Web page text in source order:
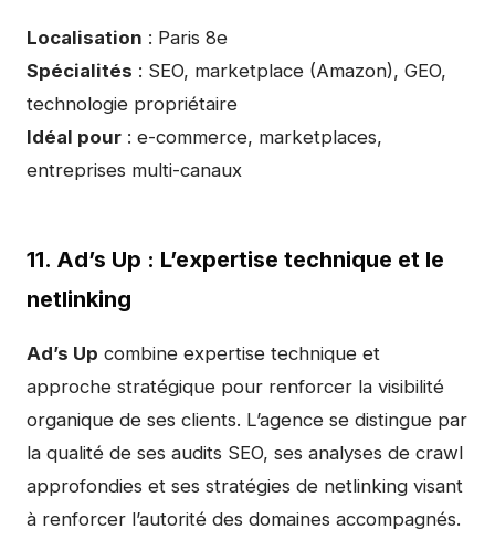
Localisation : Paris 8e
Spécialités : SEO, marketplace (Amazon), GEO,
technologie propriétaire
Idéal pour : e-commerce, marketplaces,
entreprises multi-canaux
11. Ad’s Up : L’expertise technique et le
netlinking
Ad’s Up combine expertise technique et
approche stratégique pour renforcer la visibilité
organique de ses clients. L’agence se distingue par
la qualité de ses audits SEO, ses analyses de crawl
approfondies et ses stratégies de netlinking visant
à renforcer l’autorité des domaines accompagnés.